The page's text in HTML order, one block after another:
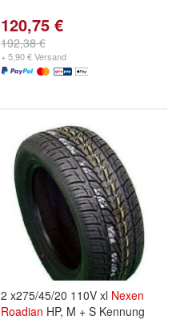
120,75 €
192,38 €
+ 5,90 € Versand
2 x275/45/20 110V xl Nexen
Roadian HP, M + S Kennung